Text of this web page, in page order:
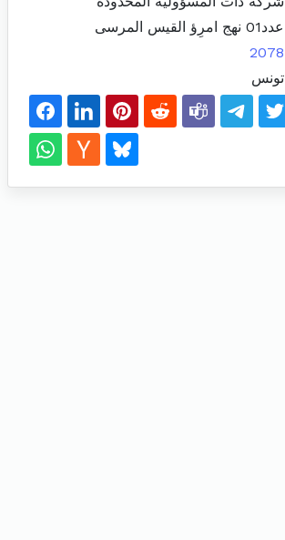
عدد01 نهج امرِؤ القيس المرسى
2078
تونس